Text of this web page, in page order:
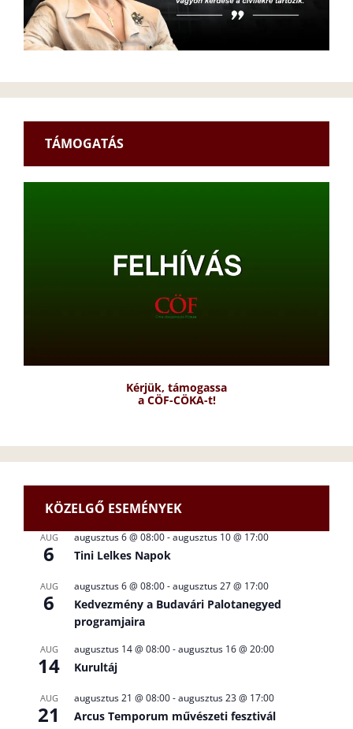
TÁMOGATÁS
Kérjük, támogassa
a CÖF-CÖKA-t!
KÖZELGŐ ESEMÉNYEK
AUG
6
augusztus 6 @ 08:00-augusztus 10 @ 17:00
Tini Lelkes Napok
AUG
6
augusztus 6 @ 08:00-augusztus 27 @ 17:00
Kedvezmény a Budavári Palotanegyed
programjaira
AUG
14
augusztus 14 @ 08:00-augusztus 16 @ 20:00
Kurultáj
AUG
21
augusztus 21 @ 08:00-augusztus 23 @ 17:00
Arcus Temporum művészeti fesztivál